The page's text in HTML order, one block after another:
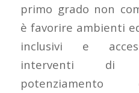
primo grado non
è favorire ambienti
inclusivi e
interventi di